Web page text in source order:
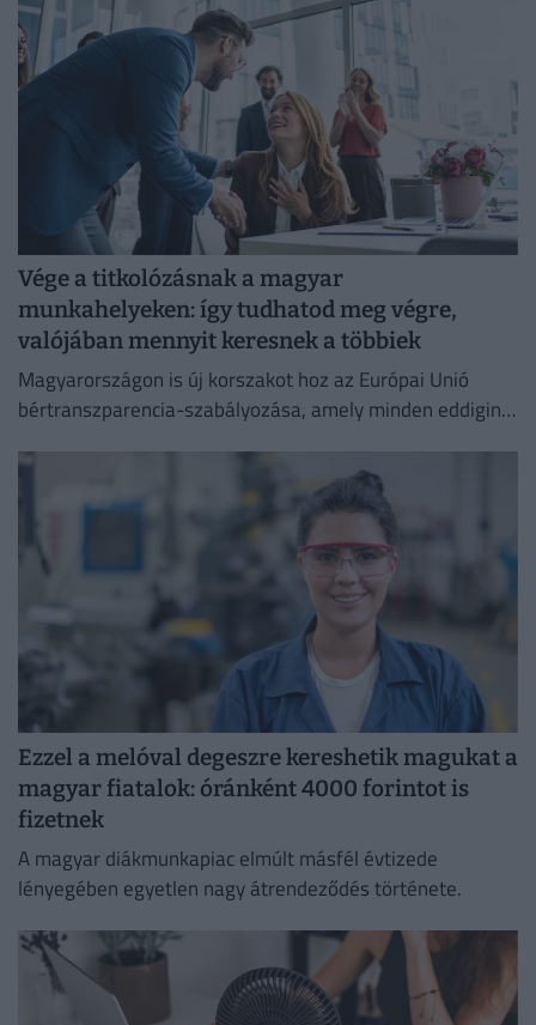
Vége a titkolózásnak a magyar
munkahelyeken: így tudhatod meg végre,
valójában mennyit keresnek a többiek
Magyarországon is új korszakot hoz az Európai Unió
bértranszparencia-szabályozása, amely minden eddiginél
Ezzel a melóval degeszre kereshetik magukat a
magyar fiatalok: óránként 4000 forintot is
fizetnek
A magyar diákmunkapiac elmúlt másfél évtizede
lényegében egyetlen nagy átrendeződés története.